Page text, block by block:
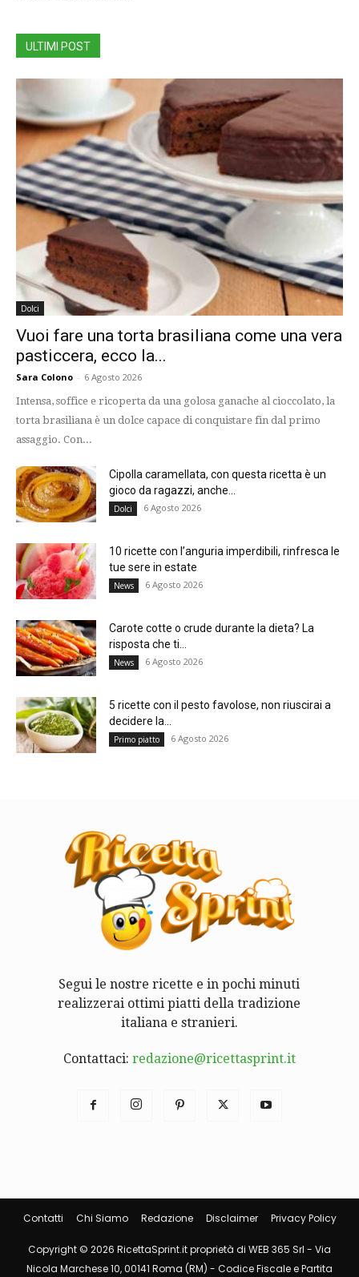
ULTIMI POST
Dolci
Vuoi fare una torta brasiliana come una vera
pasticcera, ecco la...
Sara Colono - 6 Agosto 2026
Intensa, soffice e ricoperta da una golosa ganache al cioccolato, la
torta brasiliana è un dolce capace di conquistare fin dal primo
assaggio. Con...
Cipolla caramellata, con questa ricetta è un
gioco da ragazzi, anche...
Dolci 6 Agosto 2026
10 ricette con l’anguria imperdibili, rinfresca le
tue sere in estate
News 6 Agosto 2026
Carote cotte o crude durante la dieta? La
risposta che ti...
News 6 Agosto 2026
5 ricette con il pesto favolose, non riuscirai a
decidere la...
Primo piatto 6 Agosto 2026
Segui le nostre ricette e in pochi minuti
realizzerai ottimi piatti della tradizione
italiana e stranieri.
Contattaci: redazione@ricettasprint.it
Contatti Chi Siamo Redazione Disclaimer Privacy Policy
Copyright © 2026 RicettaSprint.it proprietà di WEB 365 Srl - Via
Nicola Marchese 10, 00141 Roma (RM) - Codice Fiscale e Partita